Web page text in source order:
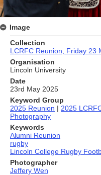
Image
Collection
LCRFC Reunion, Friday 23
Organisation
Lincoln University
Date
23rd May 2025
Keyword Group
2025 Reunion | 2025
Photography
Keywords
Alumni Reunion
rugby
Lincoln College Rugby
Photographer
Jeffery Wen